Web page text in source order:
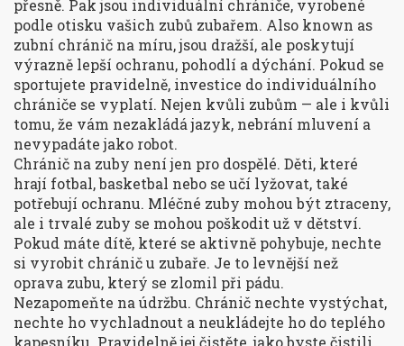
přesně. Pak jsou individuální chrániče, vyrobené
podle otisku vašich zubů zubařem. Also known as
zubní chránič na míru, jsou dražší, ale poskytují
výrazně lepší ochranu, pohodlí a dýchání. Pokud se
sportujete pravidelně, investice do individuálního
chrániče se vyplatí. Nejen kvůli zubům — ale i kvůli
tomu, že vám nezakládá jazyk, nebrání mluvení a
nevypadáte jako robot.
Chránič na zuby není jen pro dospělé. Děti, které
hrají fotbal, basketbal nebo se učí lyžovat, také
potřebují ochranu. Mléčné zuby mohou být ztraceny,
ale i trvalé zuby se mohou poškodit už v dětství.
Pokud máte dítě, které se aktivně pohybuje, nechte
si vyrobit chránič u zubaře. Je to levnější než
oprava zubu, který se zlomil při pádu.
Nezapomeňte na údržbu. Chránič nechte vystýchat,
nechte ho vychladnout a neukládejte ho do teplého
kapesníku. Pravidelně jej čistěte, jako byste čistili